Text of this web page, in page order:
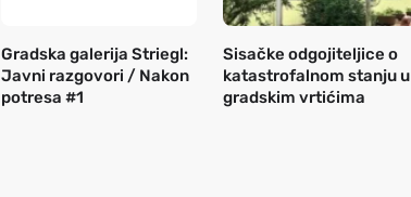
Gradska galerija Striegl:
Javni razgovori / Nakon
potresa #1
Sisačke odgojiteljice o
katastrofalnom stanju u
gradskim vrtićima